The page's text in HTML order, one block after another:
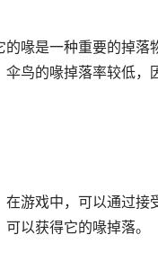
喙是一种重要的掉
鸟的喙掉落率较低，
游戏中，可以通过接
以获得它的喙掉落。